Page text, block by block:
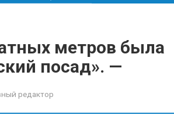
метров была
посад». —
редактор